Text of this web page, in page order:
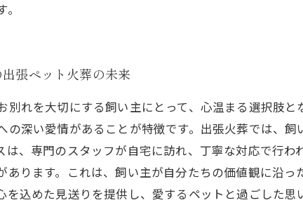
張ペット火葬の未来
れを大切にする飼い主にとって、心温まる選択肢と
深い愛情があることが特徴です。出張火葬では、
、専門のスタッフが自宅に訪れ、丁寧な対応で行わ
ります。これは、飼い主が自分たちの価値観に沿
込めた見送りを提供し、愛するペットと過ごした思